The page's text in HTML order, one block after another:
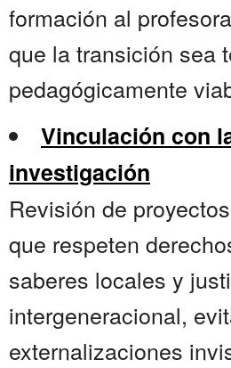
formación al
que la transición sea
pedagógicamente
Vinculación con
investigación
Revisión de
que respeten
saberes locales y
intergeneracional,
externalizaciones